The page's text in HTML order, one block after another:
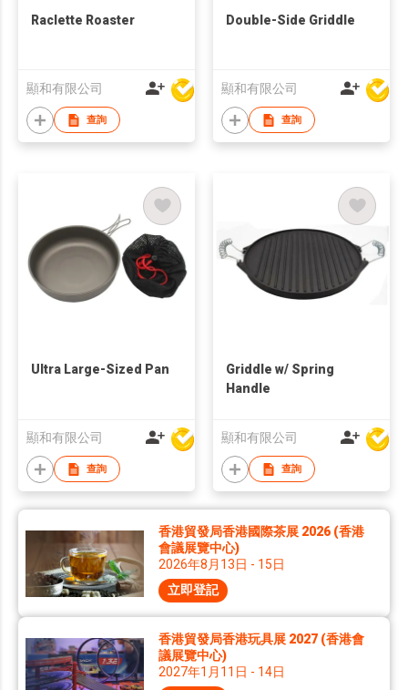
Raclette Roaster
顯和有限公司
查詢
Double-Side Griddle
顯和有限公司
查詢
Ultra Large-Sized Pan
顯和有限公司
查詢
Griddle w/ Spring
Handle
顯和有限公司
查詢
香港貿發局香港國際茶展 2026 (香港
會議展覽中心)
2026年8月13日 - 15日
立即登記
香港貿發局香港玩具展 2027 (香港會
議展覽中心)
2027年1月11日 - 14日